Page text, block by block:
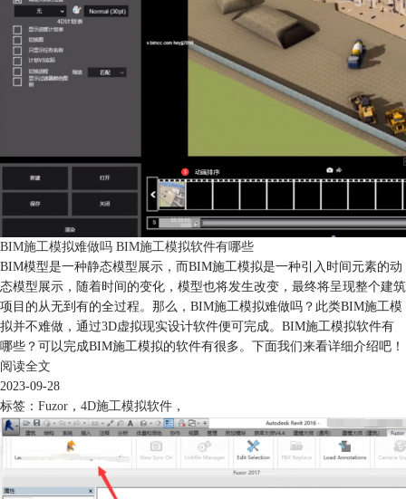
BIM施工模拟难做吗 BIM施工模拟软件有哪些
BIM模型是一种静态模型展示，而BIM施工模拟是一种引入时间元素的动
态模型展示，随着时间的变化，模型也将发生改变，最终将呈现整个建筑
项目的从无到有的全过程。那么，BIM施工模拟难做吗？此类BIM施工模
拟并不难做，通过3D虚拟现实设计软件便可完成。BIM施工模拟软件有
哪些？可以完成BIM施工模拟的软件有很多。下面我们来看详细介绍吧！
阅读全文
2023-09-28
标签： Fuzor ， 4D施工模拟软件 ，